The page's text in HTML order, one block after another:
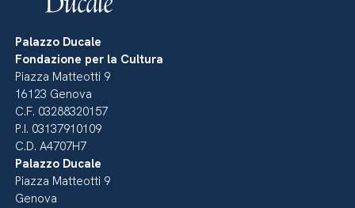
Palazzo Ducale
Fondazione per la Cultura
Piazza Matteotti 9
16123 Genova
C.F. 03288320157
P.I. 03137910109
C.D. A4707H7
Palazzo Ducale
Piazza Matteotti 9
Genova